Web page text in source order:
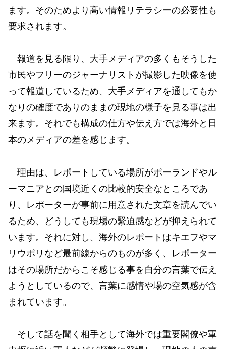
ます。そのためより高い情報リテラシーの必要性も
要求されます。
報道を見る限り、大手メディアの多くもそうした
市民やフリーのジャーナリストが撮影した映像を使
って報道しているため、大手メディアを通してもか
なりの確度でありのままの現地の様子を見る事は出
来ます。それでも構成の仕方や伝え方では海外と日
本のメディアの差を感じます。
理由は、レポートしている場所がポーランドやル
ーマニアとの国境近くの比較的安全なところであ
り、レポーターが事前に用意された文章を読んでい
るため、どうしても現場の緊迫感などが抑えられて
います。それに対し、海外のレポートはキエフやマ
リウポリなど最前線からのものが多く、レポーター
はその場所だからこそ感じる事を自分の言葉で伝え
ようとしているので、言葉に感情や場の空気感が含
まれています。
そして話を聞く相手として海外では重要閣僚や軍